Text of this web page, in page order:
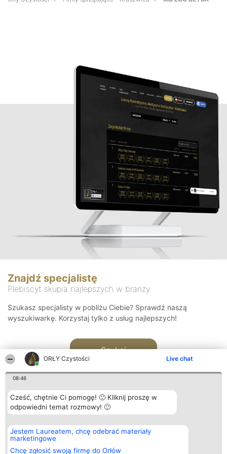
ORŁY Czystości Live chat
08:46
Cześć, chętnie Ci pomogę! 🙂 Kliknij proszę w
odpowiedni temat rozmowy! 🙂
Jestem Laureatem, chcę odebrać materiały
marketingowe
Chcę zgłosić swoją firmę do Orłów
Znajdź specjalistę
Plebiscyt skupia najlepszych w branży
Szukasz specjalisty w pobliżu Ciebie? Sprawdź naszą
wyszukiwarkę. Korzystaj tylko z usług najlepszych!
Szukaj
Organizator plebiscytu
Bright Side Solutions sp. z o.
o. sp. k.
ul. Ruska 22
Plebiscyt
Laureaci
wszystkich
Kontakt
Kontakt